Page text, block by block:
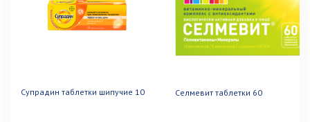
Супрадин таблетки шипучие 10 Селмевит таблетки 60